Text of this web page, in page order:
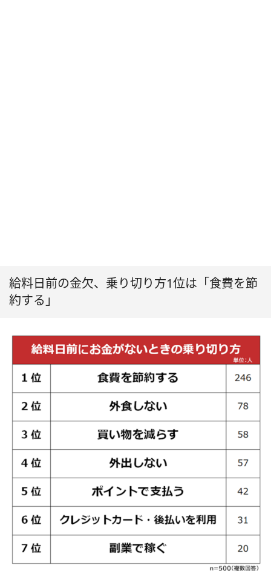
給料日前の金欠、乗り切り方1位は「食費を節
約する」